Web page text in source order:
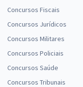
Concursos Fiscais
Concursos Jurídicos
Concursos Militares
Concursos Policiais
Concursos Saúde
Concursos Tribunais